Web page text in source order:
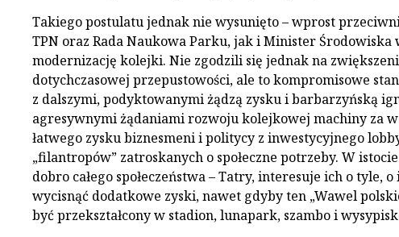
Takiego postulatu jednak nie wysunięto – wprost
TPN oraz Rada Naukowa Parku, jak i Minister Środowiska
modernizację kolejki. Nie zgodzili się jednak na
dotychczasowej przepustowości, ale to kompromisowe
z dalszymi, podyktowanymi żądzą zysku i barbarzyńską
agresywnymi żądaniami rozwoju kolejkowej machiny za
łatwego zysku biznesmeni i politycy z inwestycyjnego
„filantropów” zatroskanych o społeczne potrzeby. W
dobro całego społeczeństwa – Tatry, interesuje ich o tyle,
wycisnąć dodatkowe zyski, nawet gdyby ten „Wawel
być przekształcony w stadion, lunapark, szambo i